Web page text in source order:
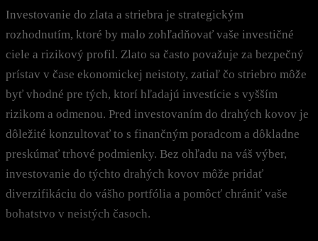
Investovanie do zlata a striebra je strategickým
rozhodnutím, ktoré by malo zohľadňovať vaše investičné
ciele a rizikový profil. Zlato sa často považuje za bezpečný
prístav v čase ekonomickej neistoty, zatiaľ čo striebro môže
byť vhodné pre tých, ktorí hľadajú investície s vyšším
rizikom a odmenou. Pred investovaním do drahých kovov je
dôležité konzultovať to s finančným poradcom a dôkladne
preskúmať trhové podmienky. Bez ohľadu na váš výber,
investovanie do týchto drahých kovov môže pridať
diverzifikáciu do vášho portfólia a pomôcť chrániť vaše
bohatstvo v neistých časoch.